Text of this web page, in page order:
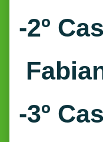
-2º
-3º